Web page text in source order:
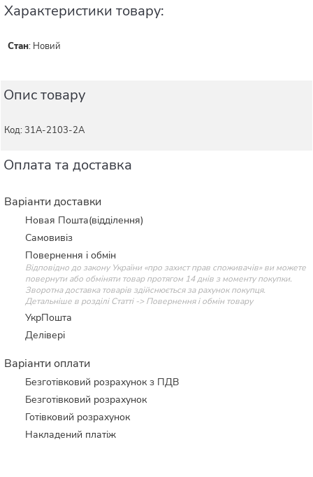
Характеристики товару:
Стан: Новий
Опис товару
Код: 31А-2103-2А
Оплата та доставка
Варіанти доставки
Новая Пошта(відділення)
Самовивіз
Повернення і обмін
Відповідно до закону України «про захист прав споживачів» ви можете
повернути або обміняти товар протягом 14 днів з моменту покупки.
Зворотна доставка товарів здійснюється за рахунок покупця.
Детальніше в розділі Статті -> Повернення і обмін товару
УкрПошта
Делівері
Варіанти оплати
Безготівковий розрахунок з ПДВ
Безготівковий розрахунок
Готівковий розрахунок
Накладений платіж